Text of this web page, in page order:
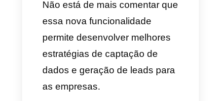
criar formulários simples de
registro como grandes
formulários de subscrição para
todo tipo de serviços digitais e
não digitais.